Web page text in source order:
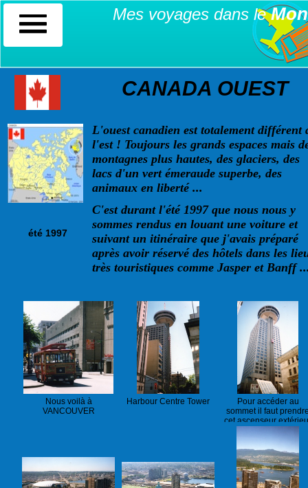
Mes voyages dans le
CANADA OUEST
L'ouest canadien est totalement différent
l'est ! Toujours les grands espaces mais
montagnes plus hautes, des glaciers, des
lacs d'un vert émeraude superbe, des
animaux en liberté ...
C'est durant l'été 1997 que nous nous y
sommes rendus en louant une voiture et
suivant un itinéraire que j'avais préparé
après avoir réservé des hôtels dans les
très touristiques comme Jasper et Banff
été 1997
Nous voilà à
VANCOUVER
Harbour Centre Tower
Pour accéder au
sommet il faut
cet ascenseur